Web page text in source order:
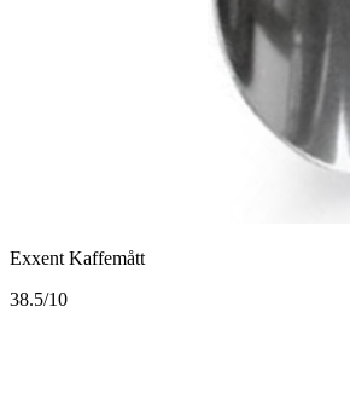
Exxent Kaffemått
38.5/10